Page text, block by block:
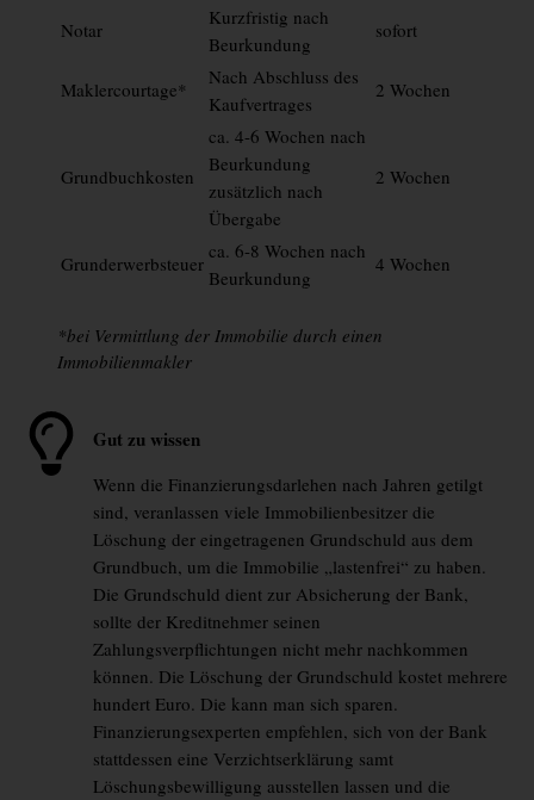
Notar
Kurzfristig nach
Beurkundung
sofort
Maklercourtage*
Nach Abschluss des
Kaufvertrages
2 Wochen
Grundbuchkosten
ca. 4-6 Wochen nach
Beurkundung
zusätzlich nach
Übergabe
2 Wochen
Grunderwerbsteuer
ca. 6-8 Wochen nach
Beurkundung
4 Wochen
*bei Vermittlung der Immobilie durch einen
Immobilienmakler
Gut zu wissen
Wenn die Finanzierungsdarlehen nach Jahren getilgt
sind, veranlassen viele Immobilienbesitzer die
Löschung der eingetragenen Grundschuld aus dem
Grundbuch, um die Immobilie „lastenfrei“ zu haben.
Die Grundschuld dient zur Absicherung der Bank,
sollte der Kreditnehmer seinen
Zahlungsverpflichtungen nicht mehr nachkommen
können. Die Löschung der Grundschuld kostet mehrere
hundert Euro. Die kann man sich sparen.
Finanzierungsexperten empfehlen, sich von der Bank
stattdessen eine Verzichtserklärung samt
Löschungsbewilligung ausstellen lassen und die